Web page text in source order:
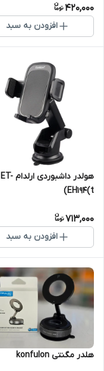
420,000
افزودن به سبد
هولدر داشبوردی ارلدام ET-
EH194(t)
713,000
افزودن به سبد
هلدر مگنتی konfulon